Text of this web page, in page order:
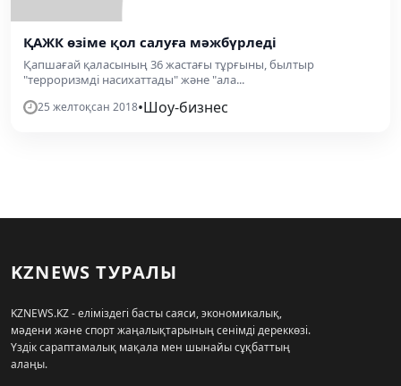
ҚАЖК өзіме қол салуға мәжбүрледі
Қапшағай қаласының 36 жастағы тұрғыны, былтыр
"терроризмді насихаттады" және "ала...
25 желтоқсан 2018•Шоу-бизнес
KZNEWS ТУРАЛЫ
KZNEWS.KZ - еліміздегі басты саяси, экономикалық,
мәдени және спорт жаңалықтарының сенімді дереккөзі.
Үздік сараптамалық мақала мен шынайы сұқбаттың
алаңы.